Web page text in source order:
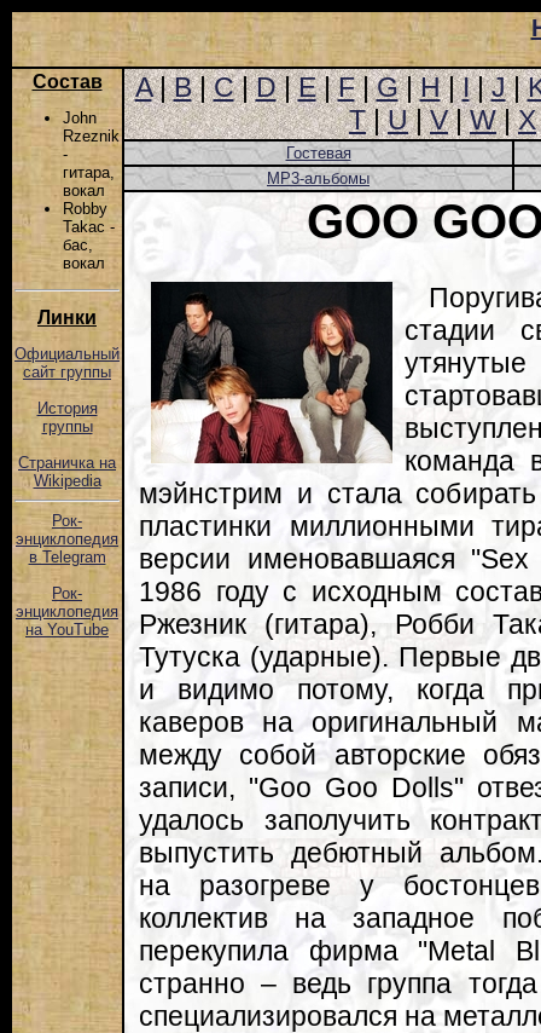
Состав
John
Rzeznik
-
гитара,
вокал
Robby
Takac -
бас,
вокал
Линки
Официальный
сайт группы
История
группы
Страничка на
Wikipedia
Рок-
энциклопедия
в Telegram
Рок-
энциклопедия
на YouTube
A|B|C|D|E|F|G|H|I|J|
T|U|V|W|X
Гостевая
MP3-альбомы
GOO
стадии
команда
мэйнстрим и стала
пластинки миллионными
версии именовавшаяся
1986 году с исходным
Ржезник (гитара), Робби
Тутуска (ударные). Первые
и видимо потому, когда
каверов на оригинальный
между собой авторские
записи, "Goo Goo Dolls"
удалось заполучить
выпустить дебютный
на разогреве у
коллектив на западное
перекупила фирма "Metal
странно – ведь группа
специализировался на